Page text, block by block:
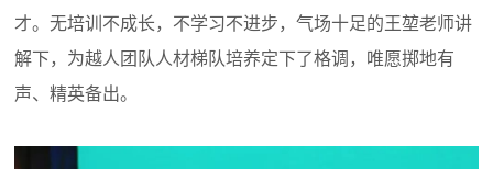
才。无培训不成长，不学习不进步，气场十足的王堃老师讲
解下，为越人团队人材梯队培养定下了格调，唯愿掷地有
声、精英备出。